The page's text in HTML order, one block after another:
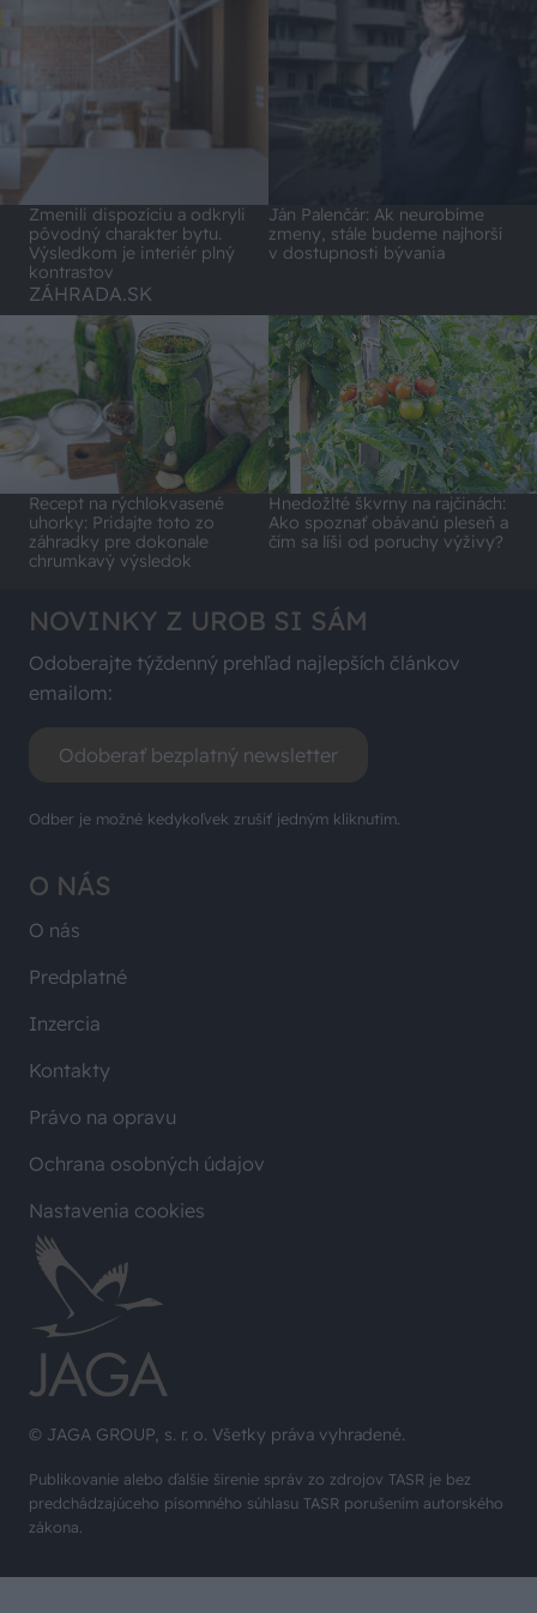
Zmenili dispozíciu a odkryli
pôvodný charakter bytu.
Výsledkom je interiér plný
kontrastov
Ján Palenčár: Ak neurobíme
zmeny, stále budeme najhorší
v dostupnosti bývania
ZÁHRADA.SK
Recept na rýchlokvasené
uhorky: Pridajte toto zo
záhradky pre dokonale
chrumkavý výsledok
Hnedožlté škvrny na rajčinách:
Ako spoznať obávanú pleseň a
čím sa líši od poruchy výživy?
© JAGA GROUP, s. r. o. Všetky práva vyhradené.
Publikovanie alebo ďalšie šírenie správ zo zdrojov TASR je bez
predchádzajúceho písomného súhlasu TASR porušením autorského
zákona.
O NÁS
O nás
Predplatné
Inzercia
Kontakty
Právo na opravu
Ochrana osobných údajov
Nastavenia cookies
NOVINKY Z UROB SI SÁM
Odoberajte týždenný prehľad najlepších článkov
emailom:
Odoberať bezplatný newsletter
Odber je možné kedykoľvek zrušiť jedným kliknutím.